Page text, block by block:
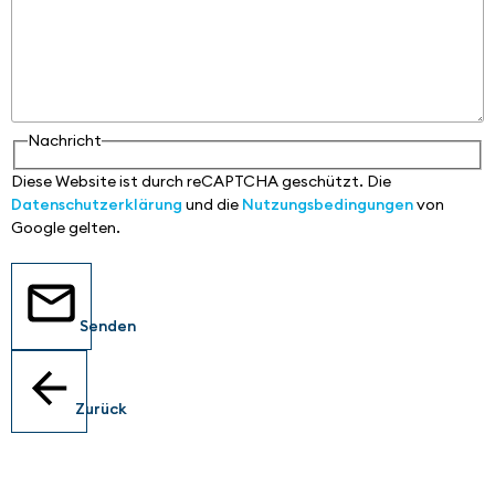
Nachricht
Diese Website ist durch reCAPTCHA geschützt. Die
Datenschutzerklärung und die Nutzungsbedingungenvon
Google gelten.
Senden
Zurück